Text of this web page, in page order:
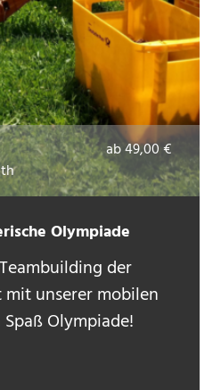
Olympiade
der
unserer mobilen
Olympiade!
ab 49,00 €